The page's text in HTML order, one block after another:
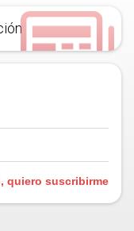
quiero suscribirme